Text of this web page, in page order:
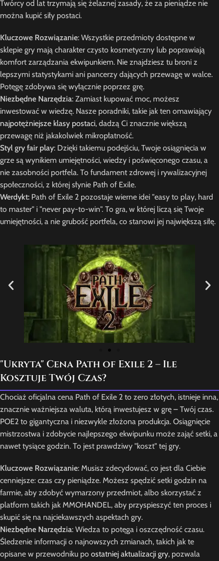
Twórcy od lat trzymają się żelaznej zasady, że za pieniądze nie
można kupić siły postaci.
Kluczowe Rozwiązanie: Wszystkie przedmioty dostępne w
sklepie gry mają charakter czysto kosmetyczny lub poprawiają
komfort zarządzania ekwipunkiem. Nie znajdziesz tu broni z
lepszymi statystykami ani pancerzy dających przewagę w walce.
Potęgę zdobywa się wyłącznie poprzez grę.
Niezbędne Narzędzia: Zamiast kupować moc, możesz
inwestować w wiedzę. Nasze poradniki, takie jak ten omawiający
najpotężniejsze klasy postaci, dadzą Ci znacznie większą
przewagę niż jakakolwiek mikropłatność.
Styl gry fair play: Dzięki takiemu podejściu, Twoje osiągnięcia w
grze są wynikiem umiejętności, wiedzy i poświęconego czasu, a
nie zasobności portfela. To fundament zdrowej i rywalizacyjnej
społeczności, z której słynie Path of Exile.
Werdykt: Path of Exile 2 pozostaje wierne idei "easy to play, hard
to master" i "never pay-to-win". To gra, w której liczą się Twoje
umiejętności, a nie grubość portfela, co stanowi jej największą siłę.
"Ukryta" Cena Path of Exile 2 – Ile
Kosztuje Twój Czas?
Chociaż oficjalna cena Path of Exile 2 to zero złotych, istnieje inna,
znacznie ważniejsza waluta, którą inwestujesz w grę – Twój czas.
POE2 to gigantyczna i niezwykle złożona produkcja. Osiągnięcie
mistrzostwa i zdobycie najlepszego ekwipunku może zająć setki, a
nawet tysiące godzin. To jest prawdziwy "koszt" tej gry.
Kluczowe Rozwiązanie: Musisz zdecydować, co jest dla Ciebie
cenniejsze: czas czy pieniądze. Możesz spędzić setki godzin na
farmie, aby zdobyć wymarzony przedmiot, albo skorzystać z
platform takich jak MMOHANDEL, aby przyspieszyć ten proces i
skupić się na najciekawszych aspektach gry.
Niezbędne Narzędzia: Wiedza to potęga i oszczędność czasu.
Śledzenie informacji o najnowszych zmianach, takich jak te
opisane w przewodniku po ostatniej aktualizacji gry, pozwala